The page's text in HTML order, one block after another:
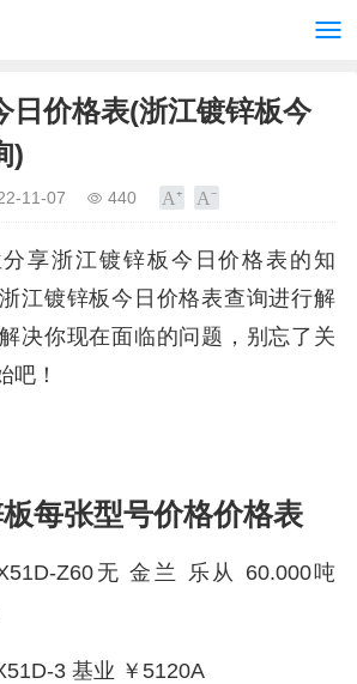
日价格表(浙江镀锌板今
)
11-07 440
享浙江镀锌板今日价格表的知
江镀锌板今日价格表查询进行解
决你现在面临的问题，别忘了关
吧！
每张型号价格价格表
Z60无 金兰 乐从 60.000吨
3 基业 ￥5120A